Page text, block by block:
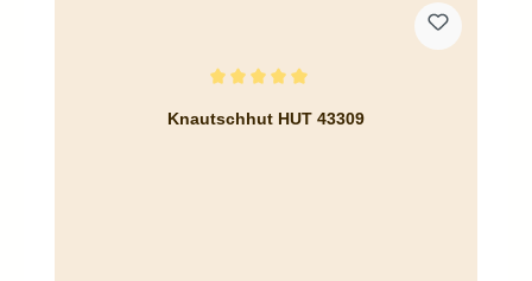
Knautschhut HUT 43309